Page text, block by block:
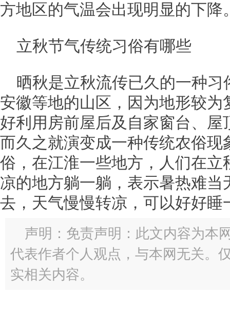
方地区的气温会出现明显的下降
立秋节气传统习俗有哪些
晒秋是立秋流传已久的一种
安徽等地的山区，因为地形较
好利用房前屋后及自家窗台、
而久之就演变成一种传统农俗现
俗，在江淮一些地方，人们在
凉的地方躺一躺，表示暑热难
去，天气慢慢转凉，可以好好睡
声明：免责声明：此文内容为本
代表作者个人观点，与本网无关。
实相关内容。